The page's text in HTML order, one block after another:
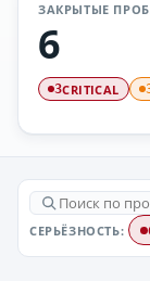
ЗАКРЫТЫЕ
6
3CRITICAL
СЕРЬЁЗНОСТЬ: